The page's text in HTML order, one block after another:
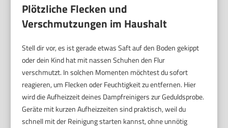
Plötzliche Flecken und
Verschmutzungen im Haushalt
Stell dir vor, es ist gerade etwas Saft auf den Boden gekippt
oder dein Kind hat mit nassen Schuhen den Flur
verschmutzt. In solchen Momenten möchtest du sofort
reagieren, um Flecken oder Feuchtigkeit zu entfernen. Hier
wird die Aufheizzeit deines Dampfreinigers zur Geduldsprobe.
Geräte mit kurzen Aufheizzeiten sind praktisch, weil du
schnell mit der Reinigung starten kannst, ohne unnötig